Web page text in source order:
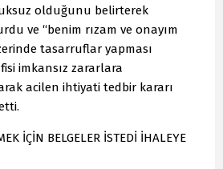
olduğunu belirterek
ve “benim rızam ve onayım
tasarruflar yapması
imkansız zararlara
acilen ihtiyati tedbir kararı
İÇİN BELGELER İSTEDİ İHALEYE